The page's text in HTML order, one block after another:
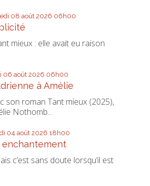
08 août 2026 06h00
mieux : elle avait eu raison
06 août 2026 06h00
à Amélie
son roman Tant mieux (2025),
Nothomb...
04 août 2026 18h00
enchantement
c’est sans doute lorsqu’il est